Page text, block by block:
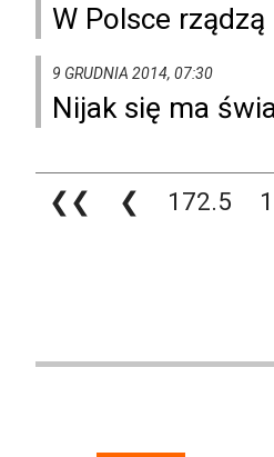
W Polsce
9 GRUDNIA 2014, 07:30
Nijak się ma
❮❮ ❮ 172.5